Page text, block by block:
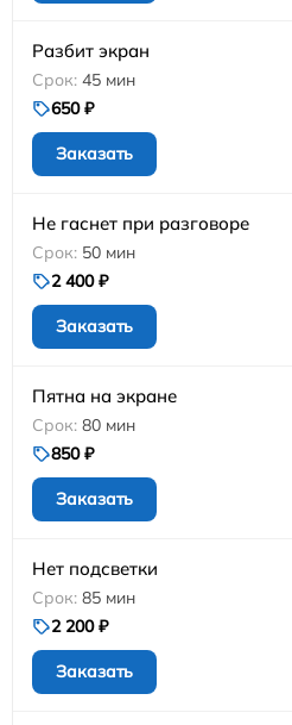
Разбит экран
45 мин
650 ₽
Заказать
Не гаснет при разговоре
50 мин
2 400 ₽
Заказать
Пятна на экране
80 мин
850 ₽
Заказать
Нет подсветки
85 мин
2 200 ₽
Заказать